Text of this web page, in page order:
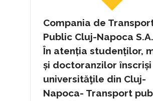
Compania de
Public Cluj-Napoca
În atenția studenților,
și doctoranzilor
universităţile din Cluj-
Napoca- Transport